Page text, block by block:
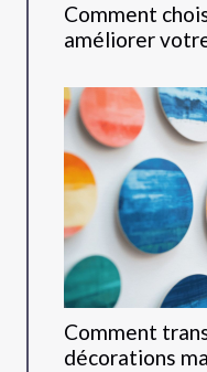
Comment
améliorer
Comment
décorations